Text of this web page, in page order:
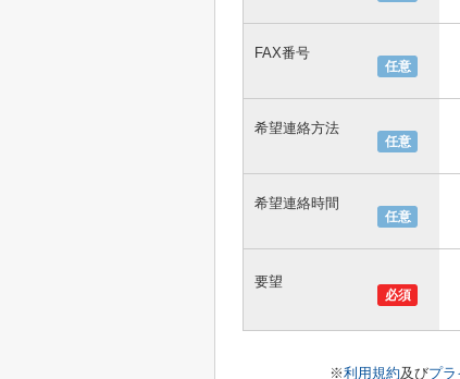
任意
FAX番号
任意
希望連絡方法
任意
希望連絡時間
必須
要望
※利用規約及びプラ